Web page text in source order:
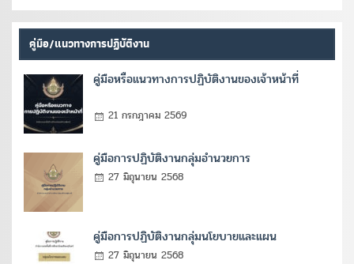
คู่มือ/แนวทางการปฏิบัติงาน
คู่มือหรือแนวทางการปฏิบัติงานของเจ้าหน้าที่
21 กรกฎาคม 2569
คู่มือการปฏิบัติงานกลุ่มอำนวยการ
27 มิถุนายน 2568
คู่มือการปฏิบัติงานกลุ่มนโยบายและแผน
27 มิถุนายน 2568